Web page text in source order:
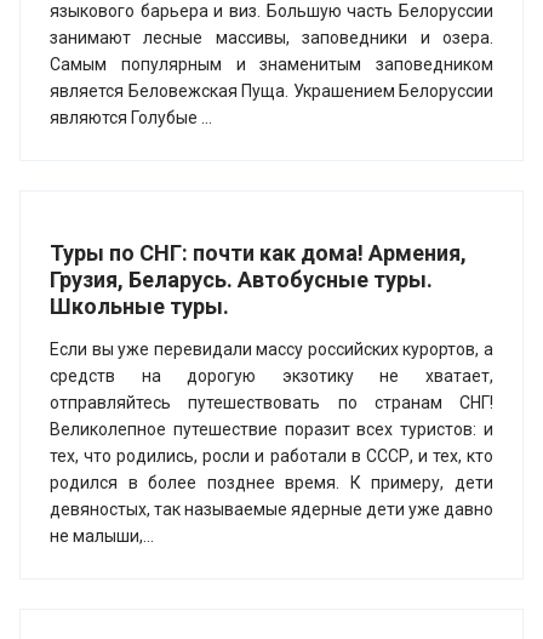
языкового барьера и виз. Большую часть Белоруссии
занимают лесные массивы, заповедники и озера.
Самым популярным и знаменитым заповедником
является Беловежская Пуща. Украшением Белоруссии
являются Голубые ...
Туры по СНГ: почти как дома! Армения,
Грузия, Беларусь. Автобусные туры.
Школьные туры.
Если вы уже перевидали массу российских курортов, а
средств на дорогую экзотику не хватает,
отправляйтесь путешествовать по странам СНГ!
Великолепное путешествие поразит всех туристов: и
тех, что родились, росли и работали в СССР, и тех, кто
родился в более позднее время. К примеру, дети
девяностых, так называемые ядерные дети уже давно
не малыши,...